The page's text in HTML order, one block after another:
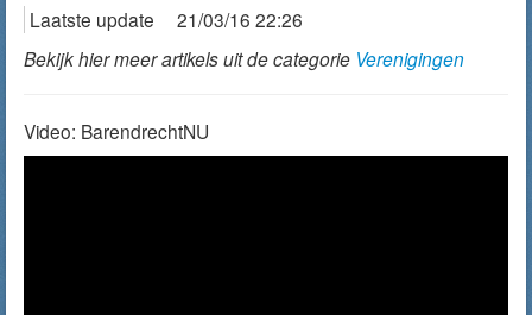
Laatste update
21/03/16 22:26
Bekijk hier meer artikels uit de categorie Verenigingen
Video: BarendrechtNU